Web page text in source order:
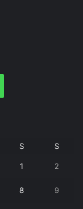
S S
1 2
8 9